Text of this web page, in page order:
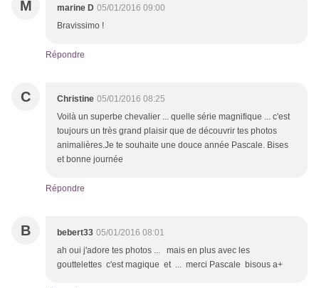
M marine D 05/01/2016 09:00
Bravissimo !
Répondre
C Christine 05/01/2016 08:25
Voilà un superbe chevalier ... quelle série magnifique ... c'est
toujours un très grand plaisir que de découvrir tes photos
animalières.Je te souhaite une douce année Pascale. Bises
et bonne journée
Répondre
B bebert33 05/01/2016 08:01
ah oui j'adore tes photos ... mais en plus avec les
gouttelettes c'est magique et ... merci Pascale bisous a+